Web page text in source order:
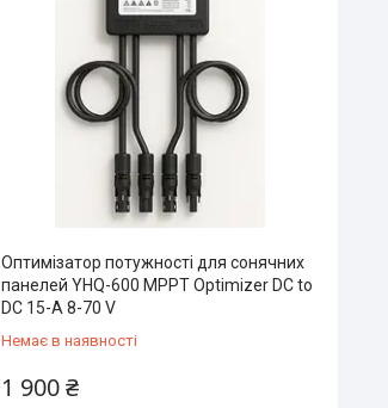
Оптимізатор потужності для сонячних
панелей YHQ-600 MPPT Optimizer DC to
DC 15-A 8-70 V
Немає в наявності
1 900 ₴